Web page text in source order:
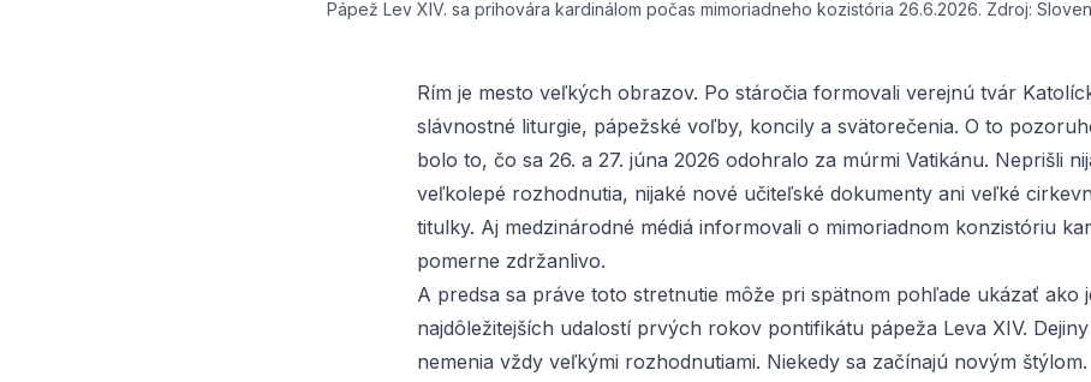
Pápež Lev XIV. sa prihovára kardinálom počas mimoriadneho kozistória 26.6.2026. Zdroj:
Rím je mesto veľkých obrazov. Po stáročia formovali verejnú tvár
slávnostné liturgie, pápežské voľby, koncily a svätorečenia. O to
bolo to, čo sa 26. a 27. júna 2026 odohralo za múrmi Vatikánu. Neprišli
veľkolepé rozhodnutia, nijaké nové učiteľské dokumenty ani veľké
titulky. Aj medzinárodné médiá informovali o mimoriadnom konzistóriu
pomerne zdržanlivo.
A predsa sa práve toto stretnutie môže pri spätnom pohľade ukázať ako
najdôležitejších udalostí prvých rokov pontifikátu pápeža Leva XIV.
nemenia vždy veľkými rozhodnutiami. Niekedy sa začínajú novým štýlom.